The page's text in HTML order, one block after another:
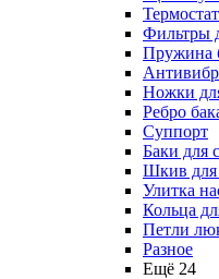
Фильтры
Пружина
Ножки
Ребро
Суппорт
Баки для
Шкив для
Улитка
Кольца
Петли
Разное
Ещё 24